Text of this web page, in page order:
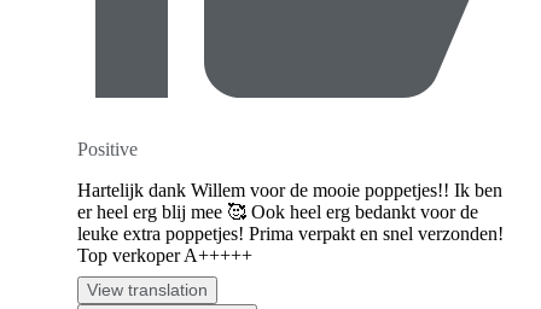
Positive
Hartelijk dank Willem voor de mooie poppetjes!! Ik ben
er heel erg blij mee 🥰 Ook heel erg bedankt voor de
leuke extra poppetjes! Prima verpakt en snel verzonden!
Top verkoper A+++++
View translation